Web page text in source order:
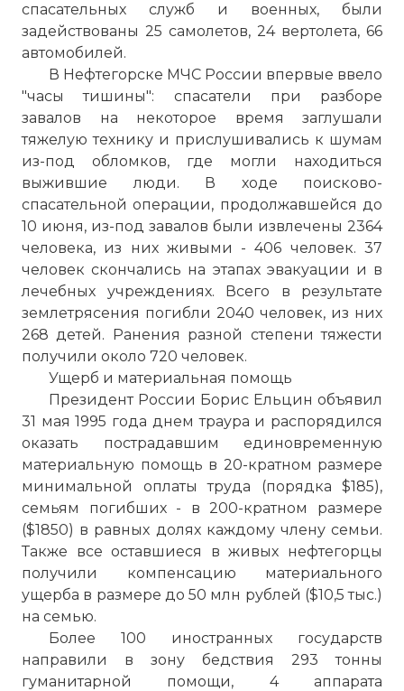
спасательных служб и военных, были
задействованы 25 самолетов, 24 вертолета, 66
автомобилей.
В Нефтегорске МЧС России впервые ввело
"часы тишины": спасатели при разборе
завалов на некоторое время заглушали
тяжелую технику и прислушивались к шумам
из-под обломков, где могли находиться
выжившие люди. В ходе поисково-
спасательной операции, продолжавшейся до
10 июня, из-под завалов были извлечены 2364
человека, из них живыми - 406 человек. 37
человек скончались на этапах эвакуации и в
лечебных учреждениях. Всего в результате
землетрясения погибли 2040 человек, из них
268 детей. Ранения разной степени тяжести
получили около 720 человек.
Ущерб и материальная помощь
Президент России Борис Ельцин объявил
31 мая 1995 года днем траура и распорядился
оказать пострадавшим единовременную
материальную помощь в 20-кратном размере
минимальной оплаты труда (порядка $185),
семьям погибших - в 200-кратном размере
($1850) в равных долях каждому члену семьи.
Также все оставшиеся в живых нефтегорцы
получили компенсацию материального
ущерба в размере до 50 млн рублей ($10,5 тыс.)
на семью.
Более 100 иностранных государств
направили в зону бедствия 293 тонны
гуманитарной помощи, 4 аппарата